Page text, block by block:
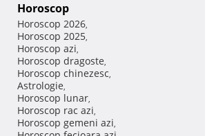
Horoscop
Horoscop 2026,
Horoscop 2025,
Horoscop azi,
Horoscop dragoste,
Horoscop chinezesc,
Astrologie,
Horoscop lunar,
Horoscop rac azi,
Horoscop gemeni azi,